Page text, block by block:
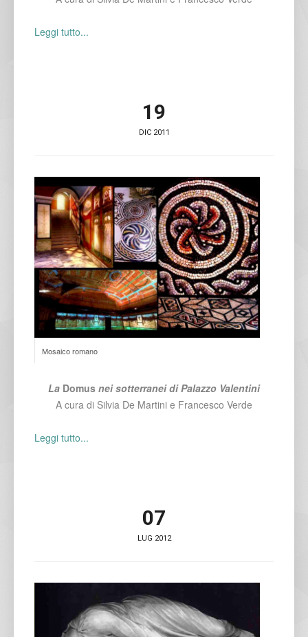
Leggi tutto...
19
DIC 2011
Mosaico romano
La Domus nei sotterranei di Palazzo Valentini
A cura di Silvia De Martini e Francesco Verde
Leggi tutto...
07
LUG 2012